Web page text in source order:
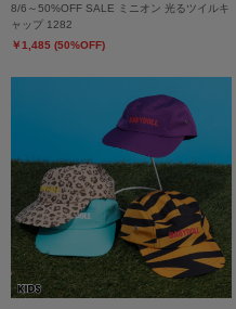
8/6～50%OFF SALE ミニオン 光るツイルキ
ャップ 1282
￥1,485 (50%OFF)